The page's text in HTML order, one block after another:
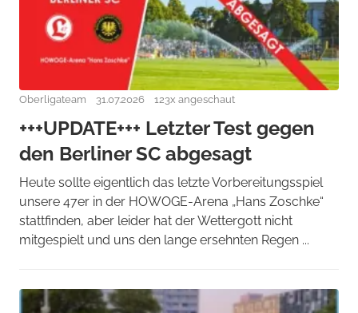
Oberligateam 31.07.2026 123x angeschaut
+++UPDATE+++ Letzter Test gegen
den Berliner SC abgesagt
Heute sollte eigentlich das letzte Vorbereitungsspiel
unsere 47er in der HOWOGE-Arena „Hans Zoschke“
stattfinden, aber leider hat der Wettergott nicht
mitgespielt und uns den lange ersehnten Regen ...